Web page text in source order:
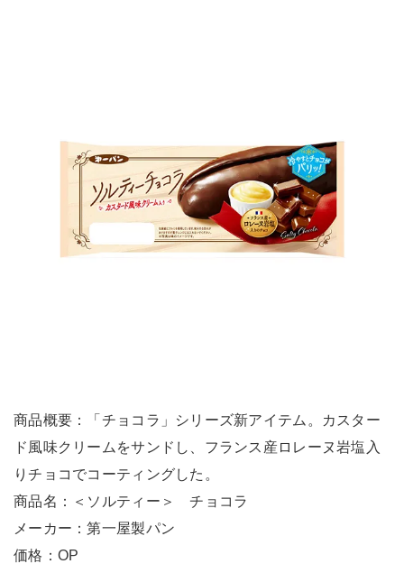
商品概要：「チョコラ」シリーズ新アイテム。カスター
ド風味クリームをサンドし、フランス産ロレーヌ岩塩入
りチョコでコーティングした。
商品名：＜ソルティー＞ チョコラ
メーカー：第一屋製パン
価格：OP